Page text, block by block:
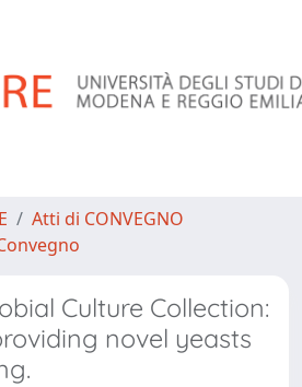
Atti di CONVEGNO
Culture Collection:
novel yeasts